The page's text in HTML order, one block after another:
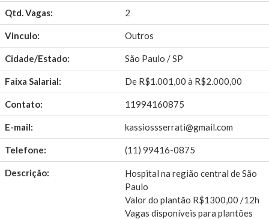
Qtd. Vagas: 2
Vinculo: Outros
Cidade/Estado: São Paulo / SP
Faixa Salarial: De R$1.001,00 à R$2.000,00
Contato: 11994160875
E-mail: kassiossserrati@gmail.com
Telefone: (11) 99416-0875
Descrição:
Hospital na região central de São
Paulo
Valor do plantão R$1300,00 /12h
Vagas disponíveis para plantões